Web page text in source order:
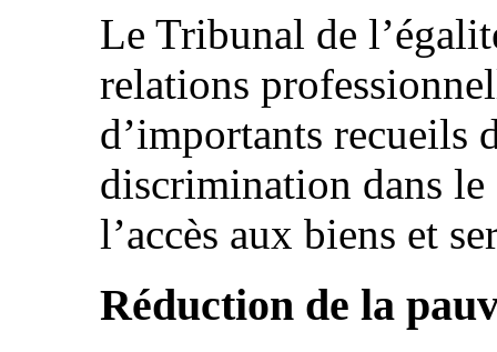
Le Tribunal de
relations
d’importants recueils
discrimination dans le
l’accès aux biens et
Réduction de la